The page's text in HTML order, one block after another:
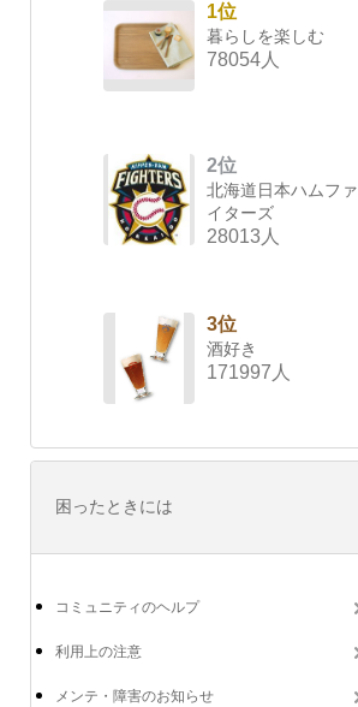
1位
暮らしを楽しむ
78054人
2位
北海道日本ハムファ
イターズ
28013人
3位
酒好き
171997人
困ったときには
コミュニティのヘルプ
利用上の注意
メンテ・障害のお知らせ